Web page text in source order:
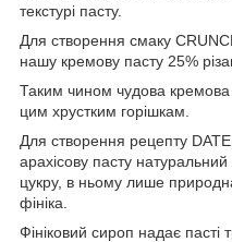
текстурі пасту.
Для створення смаку
нашу кремову пасту 25%
Таким чином чудова
цим хрустким горішкам.
Для створення рецепту
арахісову пасту
цукру, в ньому лише
фініка.
Фініковий сироп надає